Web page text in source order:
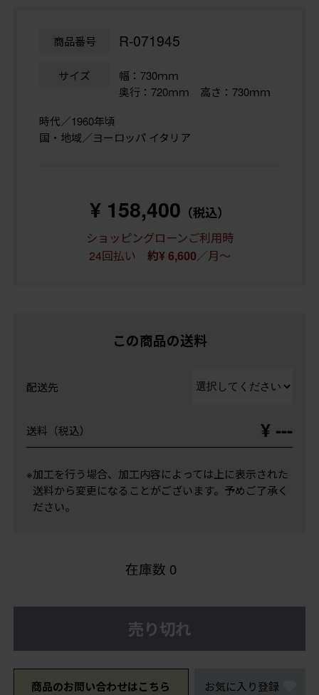
商品番号 R-071945
サイズ
幅：730ｍｍ
奥行：720ｍｍ 高さ：730ｍｍ
時代／1960年頃
国・地域／ヨーロッパ イタリア
¥ 158,400 （税込）
ショッピングローンご利用時
24回払い 約¥ 6,600／月～
この商品の送料
配送先
送料（税込） ¥ ---
※加工を行う場合、加工内容によっては上に表示された
送料から変更になることがございます。予めご了承く
ださい。
在庫数 0
売り切れ
商品のお問い合わせはこちら お気に入り登録